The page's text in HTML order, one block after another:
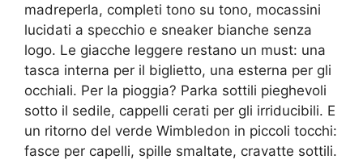
madreperla, completi tono su tono, mocassini
lucidati a specchio e sneaker bianche senza
logo. Le giacche leggere restano un must: una
tasca interna per il biglietto, una esterna per gli
occhiali. Per la pioggia? Parka sottili pieghevoli
sotto il sedile, cappelli cerati per gli irriducibili. E
un ritorno del verde Wimbledon in piccoli tocchi:
fasce per capelli, spille smaltate, cravatte sottili.